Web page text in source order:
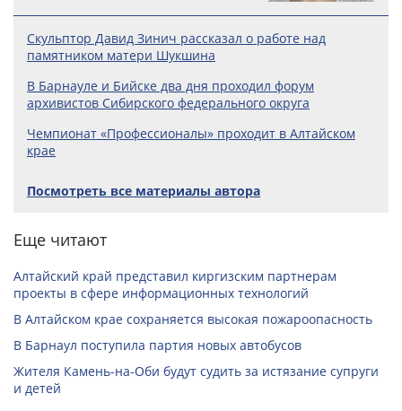
Скульптор Давид Зинич рассказал о работе над
памятником матери Шукшина
В Барнауле и Бийске два дня проходил форум
архивистов Сибирского федерального округа
Чемпионат «Профессионалы» проходит в Алтайском
крае
Посмотреть все материалы автора
Еще читают
Алтайский край представил киргизским партнерам
проекты в сфере информационных технологий
В Алтайском крае сохраняется высокая пожароопасность
В Барнаул поступила партия новых автобусов
Жителя Камень-на-Оби будут судить за истязание супруги
и детей